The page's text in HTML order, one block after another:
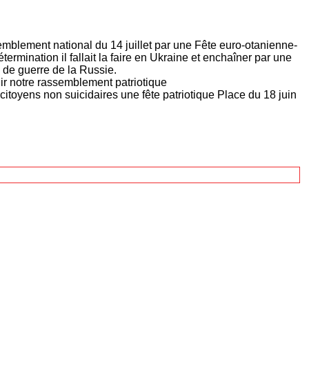
national du 14 juillet par une Fête euro-otanienne-
il fallait la faire en Ukraine et enchaîner par une
guerre de la Russie.
notre rassemblement patriotique
non suicidaires une fête patriotique Place du 18 juin